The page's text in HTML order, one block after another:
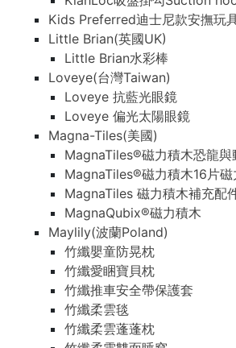
Kids Preferred迪士尼款安撫玩
Little Brian(英國UK)
Little Brian水彩棒
Loveye(台灣Taiwan)
Loveye 抗藍光眼鏡
Loveye 偏光太陽眼鏡
Magna-Tiles(美國)
MagnaTiles®磁力積木恐龍與
MagnaTiles®磁力積木16片磁
MagnaTiles 磁力積木補充配
MagnaQubix®磁力積木
Maylily(波蘭Poland)
竹纖嬰童防晃枕
竹纖愛睏寶貝枕
竹纖推車安全帶保護套
竹纖柔雲毯
竹纖柔雲蓬蓬枕